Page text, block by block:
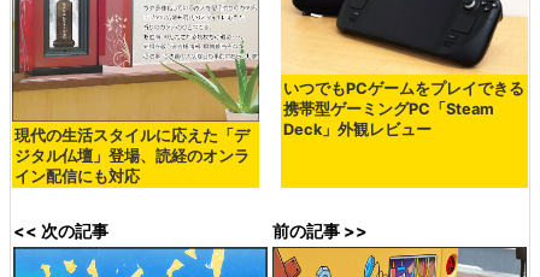
現代の生活スタイルに応えた「デ
ジタル仏壇」登場、読経のオンラ
イン配信にも対応
いつでもPCゲームをプレイできる
携帯型ゲーミングPC「Steam
Deck」外観レビュー
<< 次の記事 前の記事 >>